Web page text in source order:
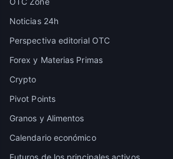
Noticias 24h
Perspectiva editorial OTC
Forex y Materias Primas
Crypto
Pivot Points
Granos y Alimentos
Calendario económico